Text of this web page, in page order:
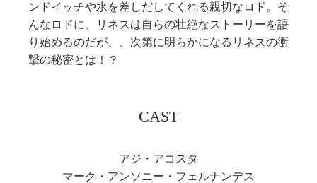
ンドイッチや水を差しだしてくれる親切なロド。そ
んなロドに、リネスは自らの壮絶なストーリーを語
り始めるのだが、、次第に明らかになるリネスの衝
撃の秘密とは！？
CAST
アジ・アコスタ
マーク・アンソニー・フェルナンデス